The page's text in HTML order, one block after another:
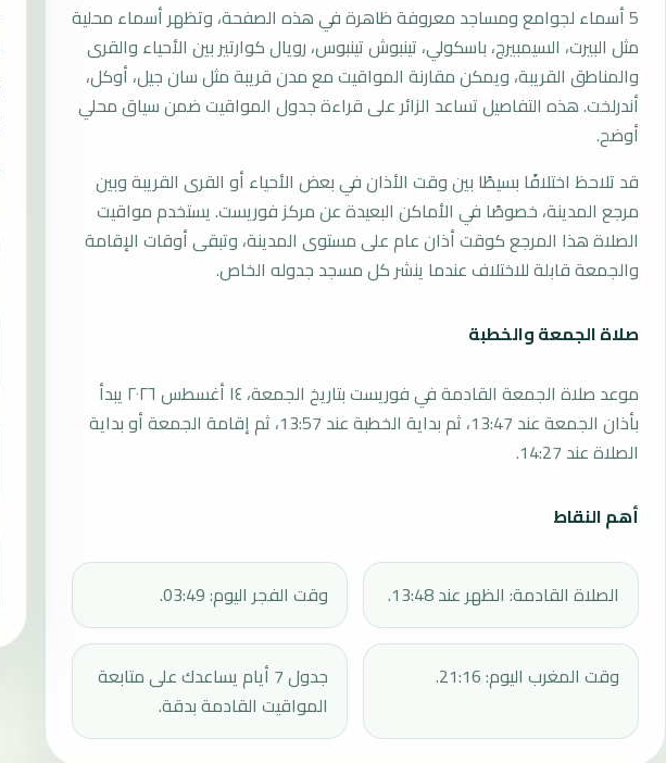
5 أسماء لجوامع ومساجد معروفة ظاهرة في هذه الصفحة، وتظهر أسماء محلية
مثل البيرت، السيمبيرج، باسكولي، تينبوش تينبوس، رويال كوارتير بين الأحياء والقرى
والمناطق القريبة، ويمكن مقارنة المواقيت مع مدن قريبة مثل سان جيل، أوكل،
أندرلخت. هذه التفاصيل تساعد الزائر على قراءة جدول المواقيت ضمن سياق محلي
أوضح.
قد تلاحظ اختلافًا بسيطًا بين وقت الأذان في بعض الأحياء أو القرى القريبة وبين
مرجع المدينة، خصوصًا في الأماكن البعيدة عن مركز فوريست. يستخدم مواقيت
الصلاة هذا المرجع كوقت أذان عام على مستوى المدينة، وتبقى أوقات الإقامة
والجمعة قابلة للاختلاف عندما ينشر كل مسجد جدوله الخاص.
صلاة الجمعة والخطبة
موعد صلاة الجمعة القادمة في فوريست بتاريخ الجمعة، ١٤ أغسطس ٢٠٢٦ يبدأ
بأذان الجمعة عند 13:47، ثم بداية الخطبة عند 13:57، ثم إقامة الجمعة أو بداية
الصلاة عند 14:27.
أهم النقاط
الصلاة القادمة: الظهر عند 13:48. وقت الفجر اليوم: 03:49.
وقت المغرب اليوم: 21:16.
جدول 7 أيام يساعدك على متابعة
المواقيت القادمة بدقة.